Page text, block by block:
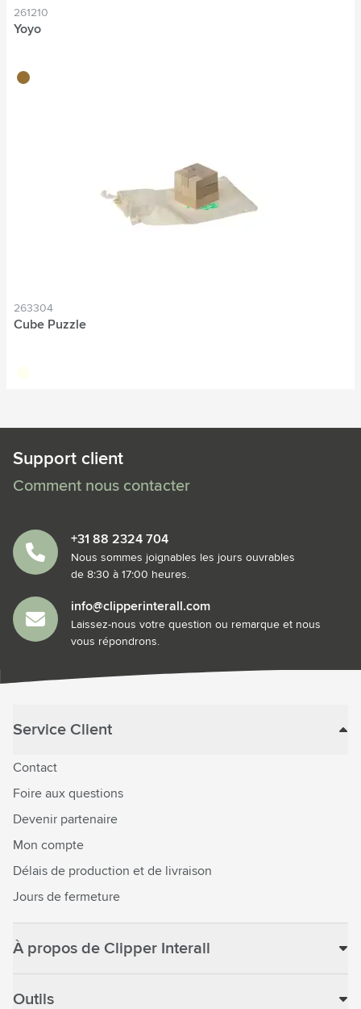
261210
Yoyo
brun bois
263304
Cube Puzzle
Support client
Comment nous contacter
+31 88 2324 704
Nous sommes joignables les jours ouvrables
de 8:30 à 17:00 heures.
info@clipperinterall.com
Laissez-nous votre question ou remarque et nous
vous répondrons.
Service Client
Contact
Foire aux questions
Devenir partenaire
Mon compte
Délais de production et de livraison
Jours de fermeture
À propos de Clipper Interall
Outils